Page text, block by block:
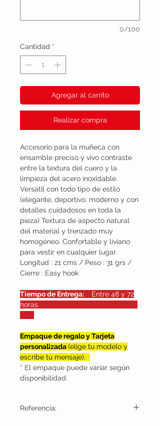
0/100
Cantidad *
Agregar al carrito
Realizar compra
Accesorio para la muñeca con
ensamble preciso y vivo contraste
entre la textura del cuero y la
limpieza del acero inoxidable.
Versátil con todo tipo de estilo
(elegante, deportivo, moderno y con
detalles cuidadosos en toda la
pieza) Textura de aspecto natural
del material y trenzado muy
homogéneo. Confortable y liviano
para vestir en cualquier lugar.
Longitud : 21 cms / Peso : 31 grs /
Cierre : Easy hook
Tiempo de Entrega:
Entre 48 y 72
horas.
Empaque de regalo y Tarjeta
personalizada(elige tu modelo y
escribe tu mensaje).
* El empaque puede variar según
disponibilidad.
Referencia: